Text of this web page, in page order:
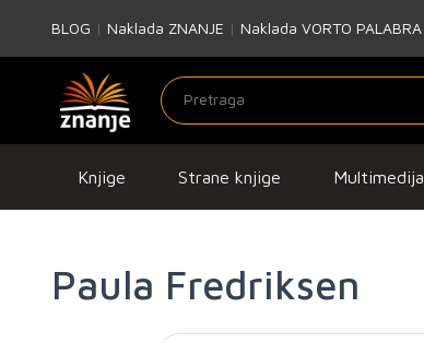
BLOG | Naklada ZNANJE | Naklada VORTO PALABRA
Knjige Strane knjige Multimedija
Paula Fredriksen